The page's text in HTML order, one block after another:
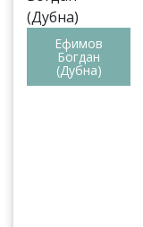
Ефимов
Богдан
(Дубна)